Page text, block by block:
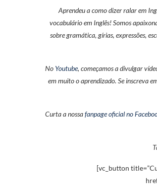
Aprendeu a como dizer ralar em
vocabulário em Inglês! Somos
sobre gramática, gírias, expressões,
No Youtube, começamos a divulgar
em muito o aprendizado. Se inscreva
Curta a nossafanpage oficial no
[vc_button